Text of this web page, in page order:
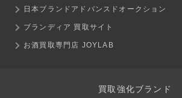
日本ブランドアドバンスドオークション
ブランディア 買取サイト
お酒買取専門店 JOYLAB
買取強化ブランド